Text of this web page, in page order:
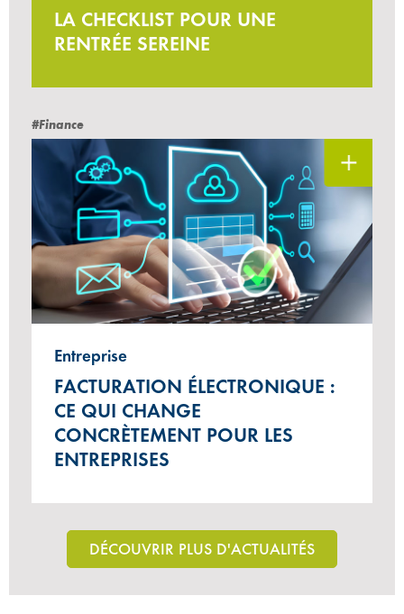
LA CHECKLIST POUR UNE
RENTRÉE SEREINE
#Finance
Entreprise
FACTURATION ÉLECTRONIQUE :
CE QUI CHANGE
CONCRÈTEMENT POUR LES
ENTREPRISES
DÉCOUVRIR PLUS D'ACTUALITÉS